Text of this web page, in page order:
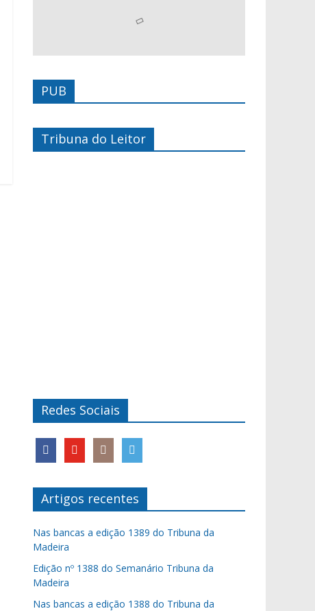
PUB
Tribuna do Leitor
Redes Sociais
Artigos recentes
Nas bancas a edição 1389 do Tribuna da
Madeira
Edição nº 1388 do Semanário Tribuna da
Madeira
Nas bancas a edição 1388 do Tribuna da